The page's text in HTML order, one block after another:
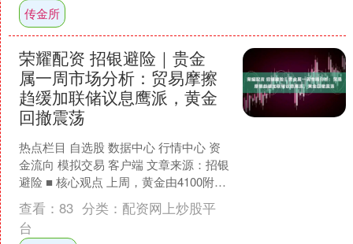
传金所
荣耀配资 招银避险｜贵金
属一周市场分析：贸易摩擦
趋缓加联储议息鹰派，黄金
回撤震荡
热点栏目 自选股 数据中心 行情中心 资
金流向 模拟交易 客户端 文章来源：招银
避险 ■ 核心观点 上周，黄金由4100附近
开盘，两度回撤至3900附近后企稳反....
查看： 83 分类： 配资网上炒股平
台